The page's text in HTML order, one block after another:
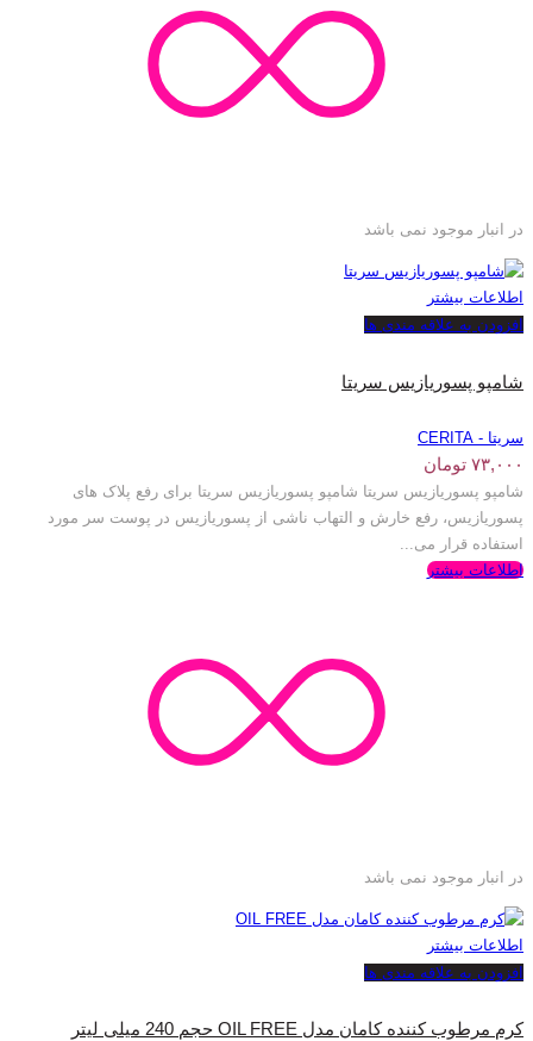
در انبار موجود نمی باشد
اطلاعات بیشتر
افزودن به علاقه مندی ها
شامپو پسوریازیس سریتا
سریتا - CERITA
۷۳,۰۰۰ تومان
شامپو پسوریازیس سریتا شامپو پسوریازیس سریتا برای رفع پلاک های
پسوریازیس، رفع خارش و التهاب ناشی از پسوریازیس در پوست سر مورد
استفاده قرار می...
اطلاعات بیشتر
در انبار موجود نمی باشد
اطلاعات بیشتر
افزودن به علاقه مندی ها
کرم مرطوب کننده کامان مدل OIL FREE حجم 240 میلی لیتر